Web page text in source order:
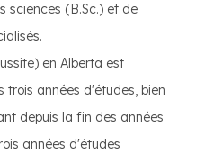
sciences (B.Sc.) et de
en Alberta est
trois années d'études, bien
depuis la fin des années
années d'études